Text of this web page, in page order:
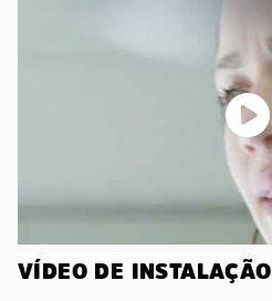
VÍDEO DE INSTALAÇÃO